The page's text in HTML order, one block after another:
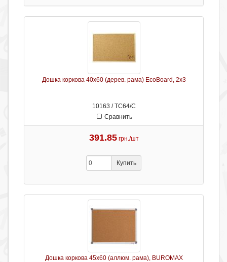
Дошка коркова 40х60 (дерев. рама) EcoBoard, 2х3
10163 / ТС64/С
Сравнить
391.85 грн./шт
Купить
Дошка коркова 45х60 (аллюм. рама), BUROMAX